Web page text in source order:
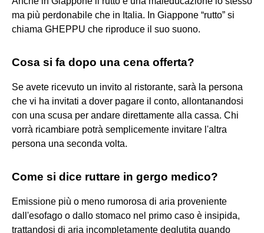
ma più perdonabile che in Italia. In Giappone “rutto” si
chiama GHEPPU che riproduce il suo suono.
Cosa si fa dopo una cena offerta?
Se avete ricevuto un invito al ristorante, sarà la persona
che vi ha invitati a dover pagare il conto, allontanandosi
con una scusa per andare direttamente alla cassa. Chi
vorrà ricambiare potrà semplicemente invitare l'altra
persona una seconda volta.
Come si dice ruttare in gergo medico?
Emissione più o meno rumorosa di aria proveniente
dall'esofago o dallo stomaco nel primo caso è insipida,
trattandosi di aria incompletamente deglutita quando